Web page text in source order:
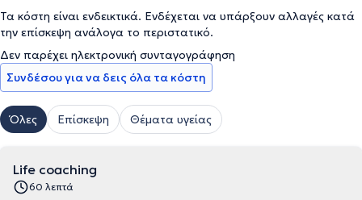
Τα κόστη είναι ενδεικτικά. Ενδέχεται να υπάρξουν αλλαγές κατά
την επίσκεψη ανάλογα το περιστατικό.
Δεν παρέχει ηλεκτρονική συνταγογράφηση
Συνδέσου για να δεις όλα τα κόστη
Όλες Επίσκεψη Θέματα υγείας
Life coaching
60 λεπτά